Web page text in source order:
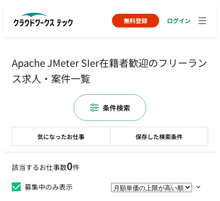
無料登録 ログイン
Apache JMeter SIer在籍者歓迎のフリーラン
ス求人・案件一覧
該当するお仕事数0件
募集中のみ表示
気になったお仕事 保存した検索条件
条件検索